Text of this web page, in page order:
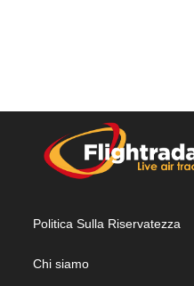
Politica Sulla Riservatezza
Chi siamo